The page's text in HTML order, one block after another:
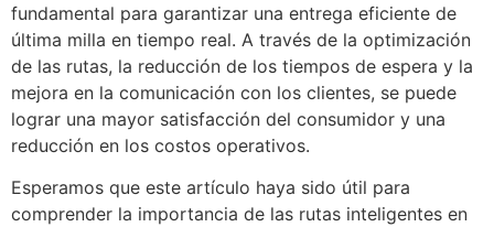
fundamental para garantizar una entrega eficiente de
última milla en tiempo real. A través de la optimización
de las rutas, la reducción de los tiempos de espera y la
mejora en la comunicación con los clientes, se puede
lograr una mayor satisfacción del consumidor y una
reducción en los costos operativos.
Esperamos que este artículo haya sido útil para
comprender la importancia de las rutas inteligentes en